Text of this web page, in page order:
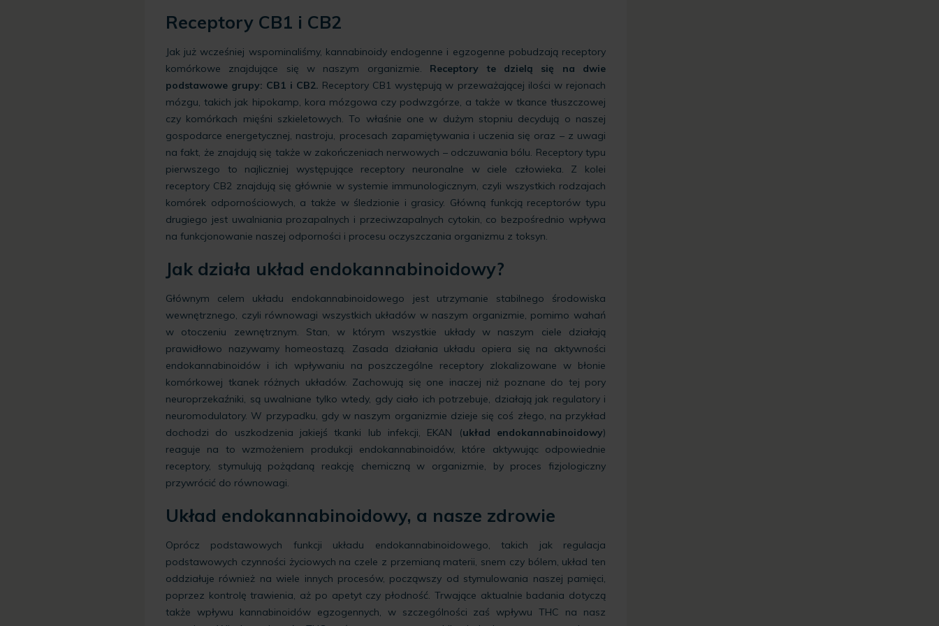
Receptory CB1 i CB2
Jak już wcześniej wspominaliśmy, kannabinoidy endogenne i egzogenne pobudzają receptory
komórkowe znajdujące się w naszym organizmie. Receptory te dzielą się na dwie
podstawowe grupy: CB1 i CB2. Receptory CB1 występują w przeważającej ilości w rejonach
mózgu, takich jak hipokamp, kora mózgowa czy podwzgórze, a także w tkance tłuszczowej
czy komórkach mięśni szkieletowych. To właśnie one w dużym stopniu decydują o naszej
gospodarce energetycznej, nastroju, procesach zapamiętywania i uczenia się oraz – z uwagi
na fakt, że znajdują się także w zakończeniach nerwowych – odczuwania bólu. Receptory typu
pierwszego to najliczniej występujące receptory neuronalne w ciele człowieka. Z kolei
receptory CB2 znajdują się głównie w systemie immunologicznym, czyli wszystkich rodzajach
komórek odpornościowych, a także w śledzionie i grasicy. Główną funkcją receptorów typu
drugiego jest uwalniania prozapalnych i przeciwzapalnych cytokin, co bezpośrednio wpływa
na funkcjonowanie naszej odporności i procesu oczyszczania organizmu z toksyn.
Jak działa układ endokannabinoidowy?
Głównym celem układu endokannabinoidowego jest utrzymanie stabilnego środowiska
wewnętrznego, czyli równowagi wszystkich układów w naszym organizmie, pomimo wahań
w otoczeniu zewnętrznym. Stan, w którym wszystkie układy w naszym ciele działają
prawidłowo nazywamy homeostazą. Zasada działania układu opiera się na aktywności
endokannabinoidów i ich wpływaniu na poszczególne receptory zlokalizowane w błonie
komórkowej tkanek różnych układów. Zachowują się one inaczej niż poznane do tej pory
neuroprzekaźniki, są uwalniane tylko wtedy, gdy ciało ich potrzebuje, działają jak regulatory i
neuromodulatory. W przypadku, gdy w naszym organizmie dzieje się coś złego, na przykład
dochodzi do uszkodzenia jakiejś tkanki lub infekcji, EKAN (układ endokannabinoidowy)
reaguje na to wzmożeniem produkcji endokannabinoidów, które aktywując odpowiednie
receptory, stymulują pożądaną reakcję chemiczną w organizmie, by proces fizjologiczny
przywrócić do równowagi.
Układ endokannabinoidowy, a nasze zdrowie
Oprócz podstawowych funkcji układu endokannabinoidowego, takich jak regulacja
podstawowych czynności życiowych na czele z przemianą materii, snem czy bólem, układ ten
oddziałuje również na wiele innych procesów, począwszy od stymulowania naszej pamięci,
poprzez kontrolę trawienia, aż po apetyt czy płodność. Trwające aktualnie badania dotyczą
także wpływu kannabinoidów egzogennych, w szczególności zaś wpływu THC na nasz